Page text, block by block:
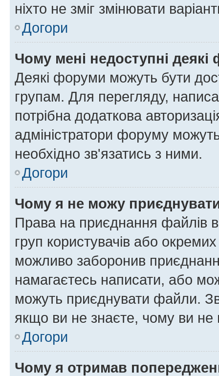
ніхто не зміг змінювати
Догори
Чому мені недоступні
Деякі форуми можуть бути
групам. Для перегляду,
потрібна додаткова
адміністратори форуму
необхідно зв'язатись з ними.
Догори
Чому я не можу
Права на приєднання файлів
груп користувачів або
можливо заборонив
намагаєтесь написати, або
можуть приєднувати файли.
якщо ви не знаєте, чому ви
Догори
Чому я отримав